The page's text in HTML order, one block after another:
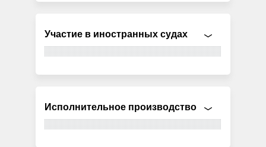
Участие в иностранных судах
Исполнительное производство